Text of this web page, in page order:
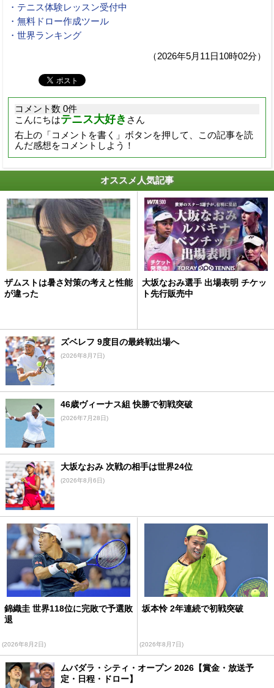
・テニス体験レッスン受付中
・無料ドロー作成ツール
・世界ランキング
（2026年5月11日10時02分）
コメント数 0件
こんにちはテニス大好き さん
右上の「コメントを書く」ボタンを押して、この記事を読
んだ感想をコメントしよう！
オススメ人気記事
ザムストは暑さ対策の考えと性能
が違った
大坂なおみ選手 出場表明 チケッ
ト先行販売中
ズベレフ 9度目の最終戦出場へ
(2026年8月7日)
46歳ヴィーナス組 快勝で初戦突破
(2026年7月28日)
大坂なおみ 次戦の相手は世界24位
(2026年8月6日)
錦織圭 世界118位に完敗で予選敗
退
(2026年8月2日)
坂本怜 2年連続で初戦突破
(2026年8月7日)
ムバダラ・シティ・オープン 2026【賞金・放送予
定・日程・ドロー】